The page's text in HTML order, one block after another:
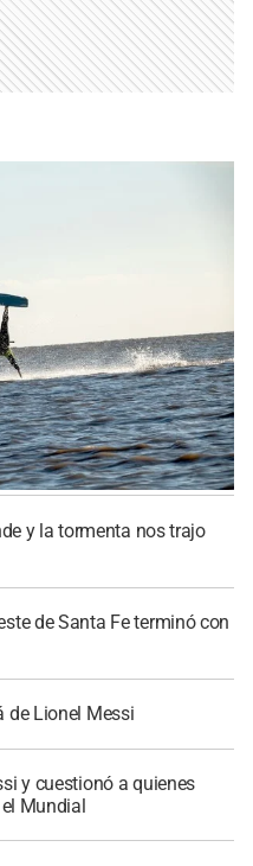
y la tormenta nos trajo
de Santa Fe terminó con
de Lionel Messi
y cuestionó a quienes
Mundial